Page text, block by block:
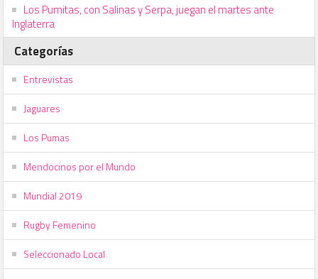
Los Pumitas, con Salinas y Serpa, juegan el martes ante
Inglaterra
Categorías
Entrevistas
Jaguares
Los Pumas
Mendocinos por el Mundo
Mundial 2019
Rugby Femenino
Seleccionado Local